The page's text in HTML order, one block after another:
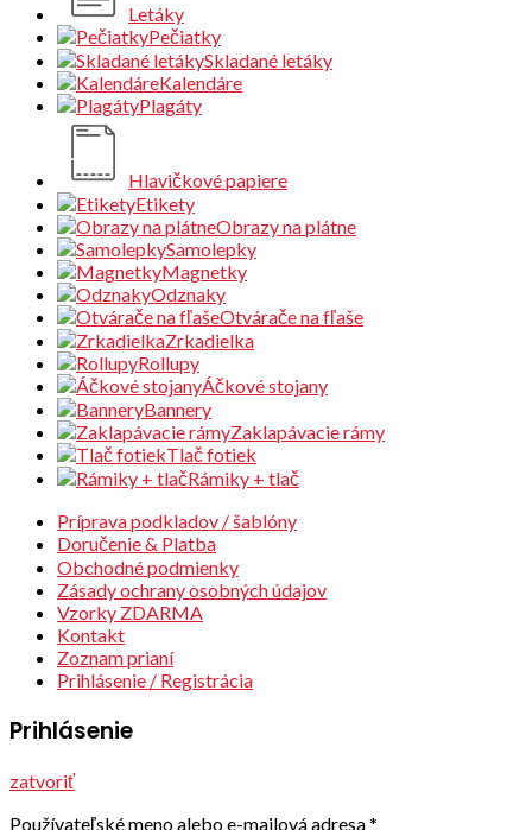
Letáky
Pečiatky
Skladané letáky
Kalendáre
Plagáty
Hlavičkové papiere
Etikety
Obrazy na plátne
Samolepky
Magnetky
Odznaky
Otvárače na fľaše
Zrkadielka
Rollupy
Áčkové stojany
Bannery
Zaklapávacie rámy
Tlač fotiek
Rámiky + tlač
Príprava podkladov / šablóny
Doručenie & Platba
Obchodné podmienky
Zásady ochrany osobných údajov
Vzorky ZDARMA
Kontakt
Zoznam prianí
Prihlásenie / Registrácia
Prihlásenie
zatvoriť
Používateľské meno alebo e-mailová adresa*